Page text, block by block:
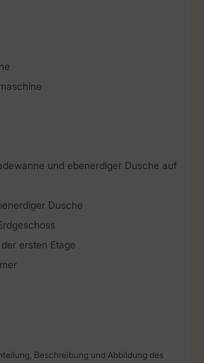
und ebenerdiger Dusche auf
Dusche
ersten Etage
Beschreibung und Abbildung des